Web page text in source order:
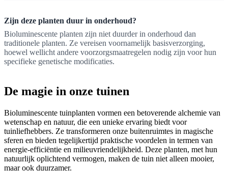
Zijn deze planten duur in onderhoud?
Bioluminescente planten zijn niet duurder in onderhoud dan
traditionele planten. Ze vereisen voornamelijk basisverzorging,
hoewel wellicht andere voorzorgsmaatregelen nodig zijn voor hun
specifieke genetische modificaties.
De magie in onze tuinen
Bioluminescente tuinplanten vormen een betoverende alchemie van
wetenschap en natuur, die een unieke ervaring biedt voor
tuinliefhebbers. Ze transformeren onze buitenruimtes in magische
sferen en bieden tegelijkertijd praktische voordelen in termen van
energie-efficiëntie en milieuvriendelijkheid. Deze planten, met hun
natuurlijk oplichtend vermogen, maken de tuin niet alleen mooier,
maar ook duurzamer.